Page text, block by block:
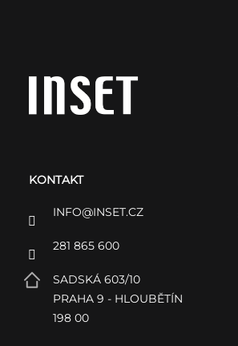
KONTAKT
INFO@INSET.CZ
281 865 600
SADSKÁ 603/10
PRAHA 9 - HLOUBĚTÍN
198 00